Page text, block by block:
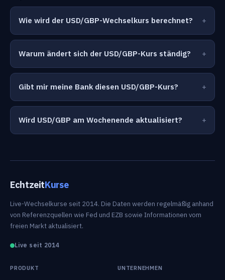
Wie wird der USD/GBP-Wechselkurs berechnet?
Warum ändert sich der USD/GBP-Kurs ständig?
Gibt mir meine Bank diesen USD/GBP-Kurs?
Wird USD/GBP am Wochenende aktualisiert?
EchtzeitKurse
Live-Wechselkurse seit 2014. Die Daten werden regelmäßig anhand
von Referenzquellen wie Fed und EZB sowie Informationen vom
freien Markt aktualisiert.
Live seit 2014
PRODUKT UNTERNEHMEN